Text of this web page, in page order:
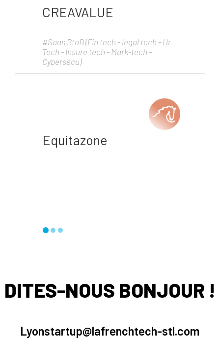
CREAVALUE
#Saas BtoB (Fin tech - legal tech - Hr
Tech - Insure tech - Mark-tech -
Cybersécu)
Equitazone
DITES-NOUS BONJOUR !
Lyonstartup@lafrenchtech-stl.com